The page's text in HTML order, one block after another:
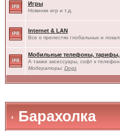
Игры
Новинки игр и т.д.
Internet & LAN
Все о прелестях глобальных и
Мобильные телефоны,
А также аксессуары, софт к
Модераторы: Dogs
Барахолка